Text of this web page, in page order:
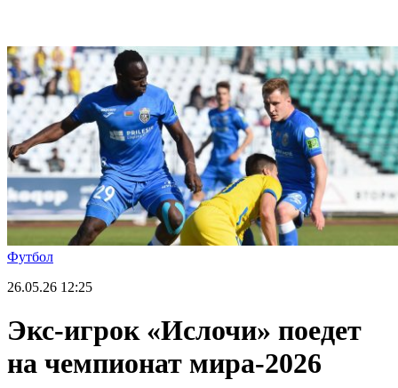
Футбол
26.05.26 12:25
Экс-игрок «Ислочи» поедет
на чемпионат мира-2026